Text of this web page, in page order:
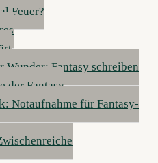
Feuer?
Wunder: Fantasy schreiben
der Fantasy
Notaufnahme für Fantasy-